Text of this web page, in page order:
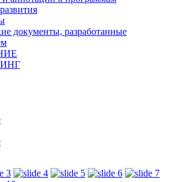
документы, разработанные